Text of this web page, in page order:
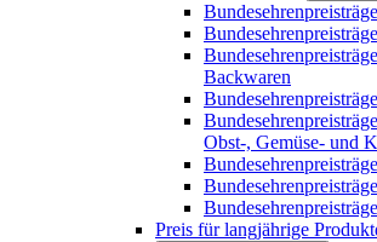
Backwaren
Obst-, Gemüse- und
Preis für langjährige